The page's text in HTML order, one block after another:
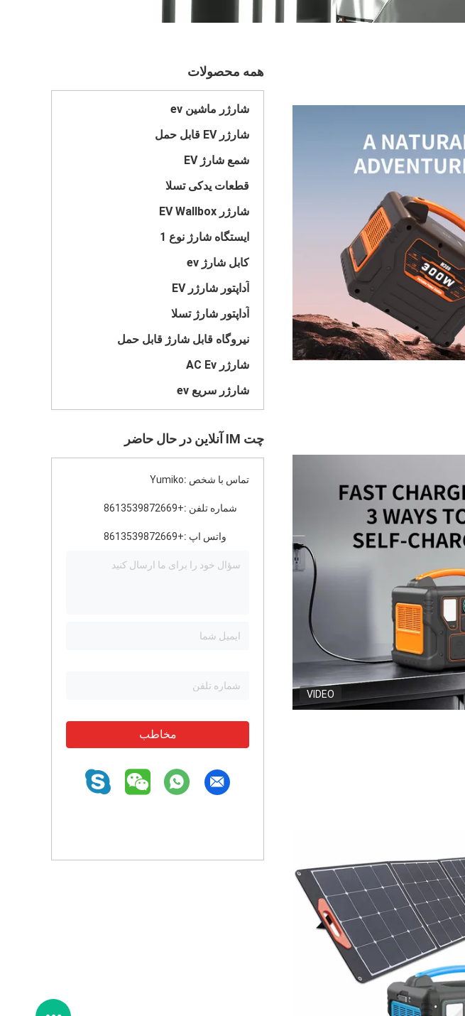
همه محصولات
شارژر ماشین ev
شارژر EV قابل حمل
شمع شارژ EV
قطعات یدکی تسلا
شارژر EV Wallbox
ایستگاه شارژ نوع 1
کابل شارژ ev
آداپتور شارژر EV
آداپتور شارژ تسلا
نیروگاه قابل شارژ قابل حمل
شارژر AC Ev
شارژر سریع ev
چت IM آنلاین در حال حاضر
تماس با شخص :Yumiko
شماره تلفن :+8613539872669
واتس اپ :+8613539872669
مخاطب
VIDEO